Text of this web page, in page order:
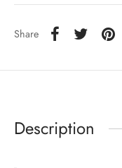
Share
Description